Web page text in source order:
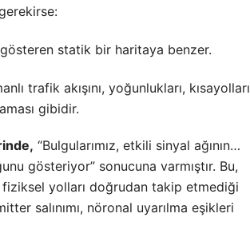
statik bir haritaya benzer.
trafik akışını, yoğunlukları, kısayolları
gibidir.
“Bulgularımız, etkili sinyal ağının…
gösteriyor” sonucuna varmıştır. Bu,
yolları doğrudan takip etmediği
salınımı, nöronal uyarılma eşikleri